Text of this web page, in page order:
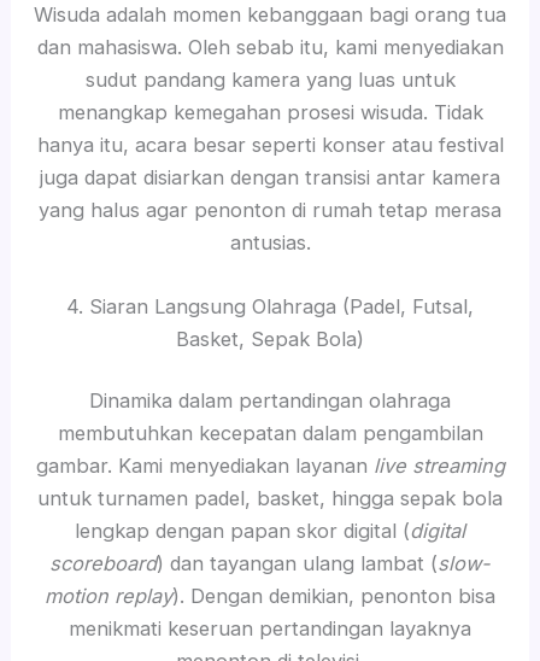
Wisuda adalah momen kebanggaan bagi orang tua
dan mahasiswa. Oleh sebab itu, kami menyediakan
sudut pandang kamera yang luas untuk
menangkap kemegahan prosesi wisuda. Tidak
hanya itu, acara besar seperti konser atau festival
juga dapat disiarkan dengan transisi antar kamera
yang halus agar penonton di rumah tetap merasa
antusias.
4. Siaran Langsung Olahraga (Padel, Futsal,
Basket, Sepak Bola)
Dinamika dalam pertandingan olahraga
membutuhkan kecepatan dalam pengambilan
gambar. Kami menyediakan layanan live streaming
untuk turnamen padel, basket, hingga sepak bola
lengkap dengan papan skor digital (digital
scoreboard) dan tayangan ulang lambat (slow-
motion replay). Dengan demikian, penonton bisa
menikmati keseruan pertandingan layaknya